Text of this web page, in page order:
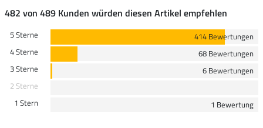
482 von 489 Kunden würden diesen Artikel empfehlen
5 Sterne
414 Bewertungen
4 Sterne
68 Bewertungen
3 Sterne
6 Bewertungen
2 Sterne
1 Stern
1 Bewertung